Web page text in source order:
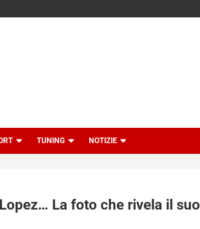
TUNING NOTIZIE
La foto che rivela il suo